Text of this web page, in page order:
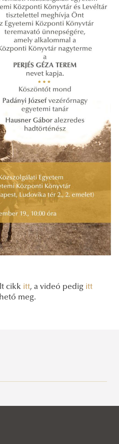
cikk itt, a videó pedig itt
meg.